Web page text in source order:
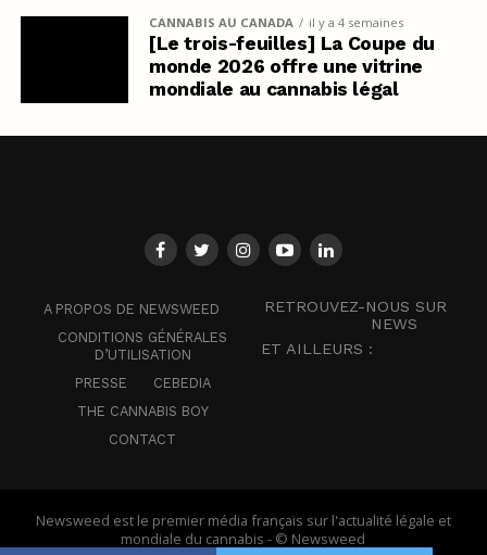
CANNABIS AU CANADA il y a 4 semaines
[Le trois-feuilles] La Coupe du
monde 2026 offre une vitrine
mondiale au cannabis légal
A PROPOS DE NEWSWEED
CONDITIONS GÉNÉRALES
D’UTILISATION
PRESSE
CEBEDIA
THE CANNABIS BOY
CONTACT
RETROUVEZ-NOUS SUR
NEWS
ET AILLEURS :
Newsweed est le premier média français sur l'actualité légale et
mondiale du cannabis - © Newsweed